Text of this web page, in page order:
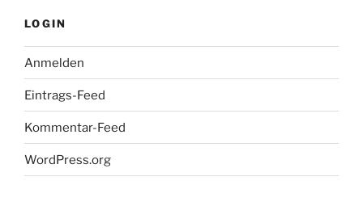
LOGIN
Anmelden
Eintrags-Feed
Kommentar-Feed
WordPress.org